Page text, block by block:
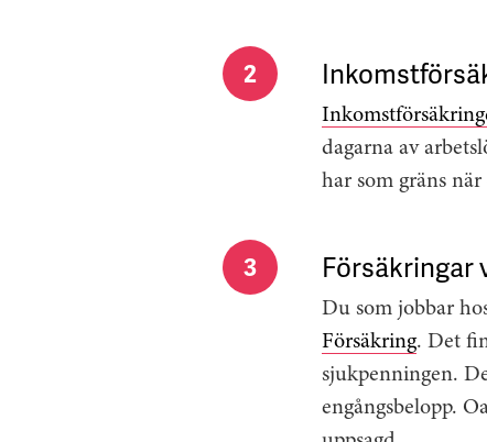
2
dagarna av
har som gräns
3 Försäkringar
Du som jobbar
Försäkring. Det
sjukpenningen.
engångsbelopp.